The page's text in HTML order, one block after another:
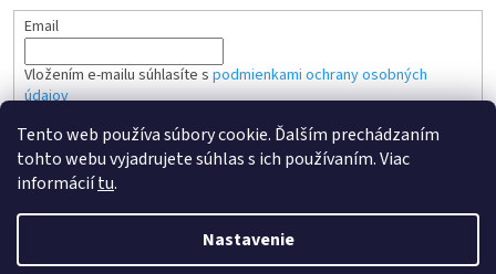
Tento web používa súbory cookie. Ďalším prechádzaním
tohto webu vyjadrujete súhlas s ich používaním. Viac
informáciítu.
Nastavenie
Email
Vložením e-mailu súhlasíte s podmienkami ochrany osobných
údajov
PRIHLÁSIŤ SA
Vytvoril Shoptet